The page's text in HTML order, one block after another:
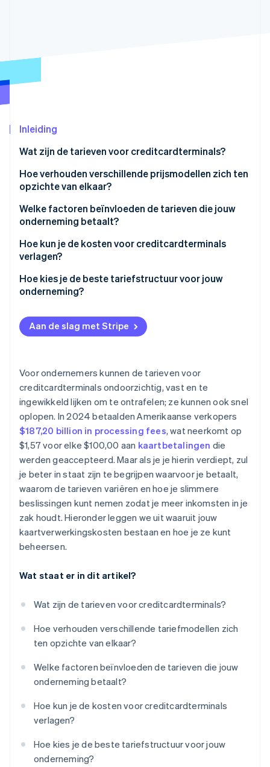
Identity
Ontdek hoe Stripe de economische
Inleiding
Wat zijn de tarieven voor creditcardterminals?
Hoe verhouden verschillende prijsmodellen zich ten
opzichte van elkaar?
Vaste tarieven
Interchange-plus-tarieven
Gestaffelde tarieven
Welke factoren beïnvloeden de tarieven die jouw
onderneming betaalt?
Kaarttype en -merk
Transactiemethode:
Jouw branche en verkopercategorie
Maandelijks volume en grootte van de onderneming
Het tariefmodel en de kosten van je verwerker
Hoe kun je de kosten voor creditcardterminals
verlagen?
Onderhandelen—of wisselen van provider
Stuur betalingen naar methoden met lagere kosten,
binnen redelijke grenzen
Elimineer onnodige hardware- of servicekosten
Zorg ervoor dat je verkoperinstelling
geoptimaliseerd is
Controleer je afschriften
Hoe kies je de beste tariefstructuur voor jouw
onderneming?
Begin met hoeveel je verwerkt (en hoe vaak)
Stem je model af op je transactie-mix
Kijk naar je technische uitrusting
Let op contractbeperkingen
Denk na over de komende 12 maanden
Aan de slag met Stripe
Voor ondernemers kunnen de tarieven voor
creditcardterminals ondoorzichtig, vast en te
ingewikkeld lijken om te ontrafelen; ze kunnen ook snel
oplopen. In 2024 betaalden Amerikaanse verkopers
$187,20 billion in processing fees, wat neerkomt op
$1,57 voor elke $100,00 aan kaartbetalingen die
werden geaccepteerd. Maar als je je hierin verdiept, zul
je beter in staat zijn te begrijpen waarvoor je betaalt,
waarom de tarieven variëren en hoe je slimmere
beslissingen kunt nemen zodat je meer inkomsten in je
zak houdt. Hieronder leggen we uit waaruit jouw
kaartverwerkingskosten bestaan en hoe je ze kunt
beheersen.
Wat staat er in dit artikel?
Wat zijn de tarieven voor creditcardterminals?
Hoe verhouden verschillende tariefmodellen zich
ten opzichte van elkaar?
Welke factoren beïnvloeden de tarieven die jouw
onderneming betaalt?
Hoe kun je de kosten voor creditcardterminals
verlagen?
Hoe kies je de beste tariefstructuur voor jouw
onderneming?